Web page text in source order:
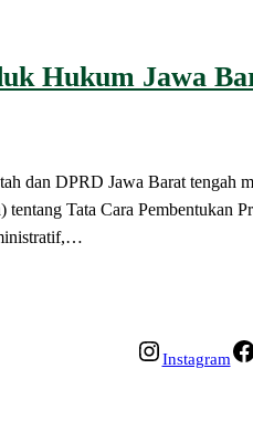
Hukum Jawa
DPRD Jawa Barat tengah
tentang Tata Cara
Instagram